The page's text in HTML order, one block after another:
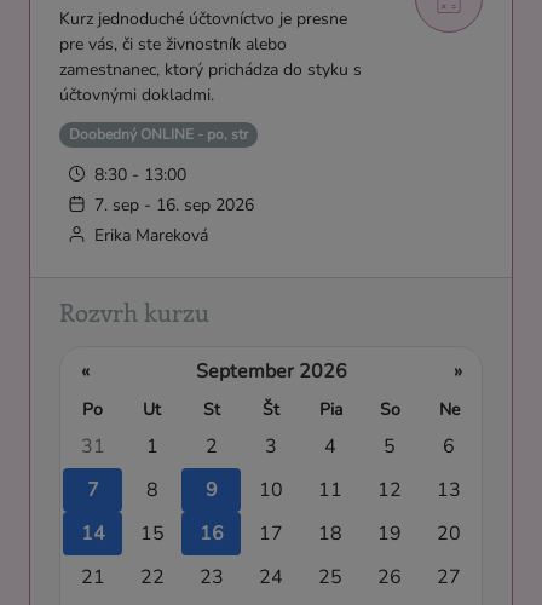
Kurz jednoduché účtovníctvo je presne
pre vás, či ste živnostník alebo
zamestnanec, ktorý prichádza do styku s
účtovnými dokladmi.
Doobedný ONLINE - po, str
8:30 - 13:00
7. sep - 16. sep 2026
Erika Mareková
Rozvrh kurzu
« September 2026 »
Po Ut St Št Pia So Ne
31 1 2 3 4 5
6
7
8 9 10 11 12
13
14
15 16 17 18 19
20
21
22 23 24 25 26
27